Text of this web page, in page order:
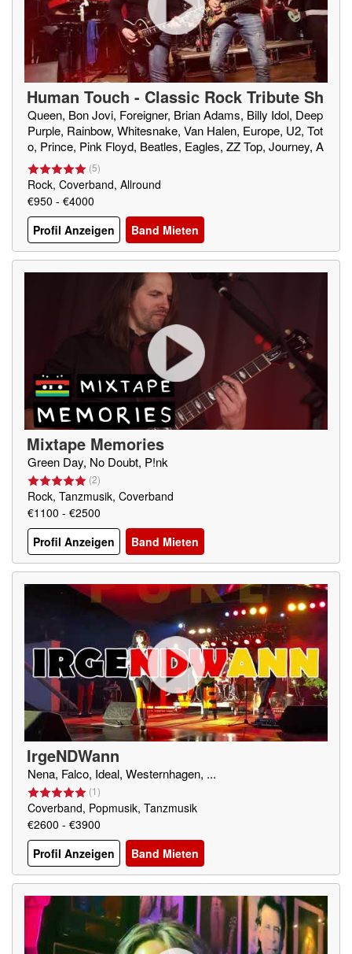
Human Touch - Classic Rock Tribute Sh
ow
Queen, Bon Jovi, Foreigner, Brian Adams, Billy Idol, Deep
Purple, Rainbow, Whitesnake, Van Halen, Europe, U2, Tot
o, Prince, Pink Floyd, Beatles, Eagles, ZZ Top, Journey, A
BBA, Tina Turner, Chris Thompson, Saxon,
(5)
Rock, Coverband, Allround
€950 - €4000
Profil Anzeigen
Band Mieten
Mixtape Memories
Green Day, No Doubt, P!nk
(2)
Rock, Tanzmusik, Coverband
€1100 - €2500
Profil Anzeigen
Band Mieten
IrgeNDWann
Nena, Falco, Ideal, Westernhagen, ...
(1)
Coverband, Popmusik, Tanzmusik
€2600 - €3900
Profil Anzeigen
Band Mieten